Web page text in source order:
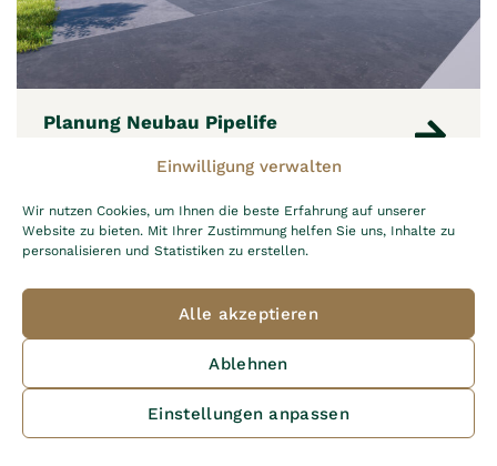
Einwilligung verwalten
Wir nutzen Cookies, um Ihnen die beste Erfahrung auf unserer
Website zu bieten. Mit Ihrer Zustimmung helfen Sie uns, Inhalte zu
personalisieren und Statistiken zu erstellen.
Alle akzeptieren
Ablehnen
Einstellungen anpassen
Planung Neubau Pipelife